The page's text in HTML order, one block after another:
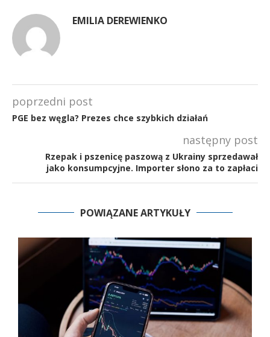
EMILIA DEREWIENKO
poprzedni post
PGE bez węgla? Prezes chce szybkich działań
następny post
Rzepak i pszenicę paszową z Ukrainy sprzedawał
jako konsumpcyjne. Importer słono za to zapłaci
POWIĄZANE ARTYKUŁY